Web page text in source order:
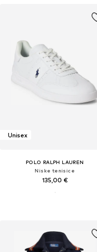
Unisex
POLO RALPH LAUREN
Niske tenisice
135,00 €